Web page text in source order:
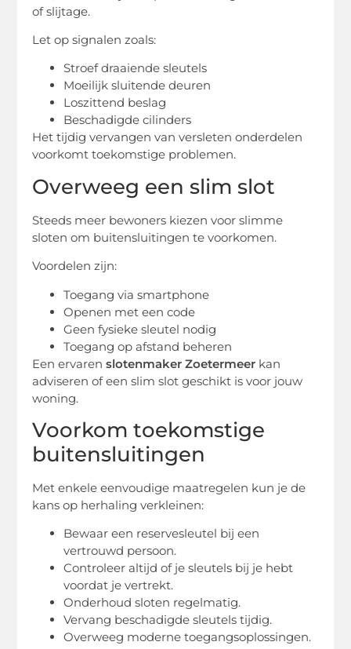
of slijtage.
Let op signalen zoals:
Stroef draaiende sleutels
Moeilijk sluitende deuren
Loszittend beslag
Beschadigde cilinders
Het tijdig vervangen van versleten onderdelen
voorkomt toekomstige problemen.
Overweeg een slim slot
Steeds meer bewoners kiezen voor slimme
sloten om buitensluitingen te voorkomen.
Voordelen zijn:
Toegang via smartphone
Openen met een code
Geen fysieke sleutel nodig
Toegang op afstand beheren
Een ervarenslotenmaker Zoetermeer kan
adviseren of een slim slot geschikt is voor jouw
woning.
Voorkom toekomstige
buitensluitingen
Met enkele eenvoudige maatregelen kun je de
kans op herhaling verkleinen:
Bewaar een reservesleutel bij een
vertrouwd persoon.
Controleer altijd of je sleutels bij je hebt
voordat je vertrekt.
Onderhoud sloten regelmatig.
Vervang beschadigde sleutels tijdig.
Overweeg moderne toegangsoplossingen.